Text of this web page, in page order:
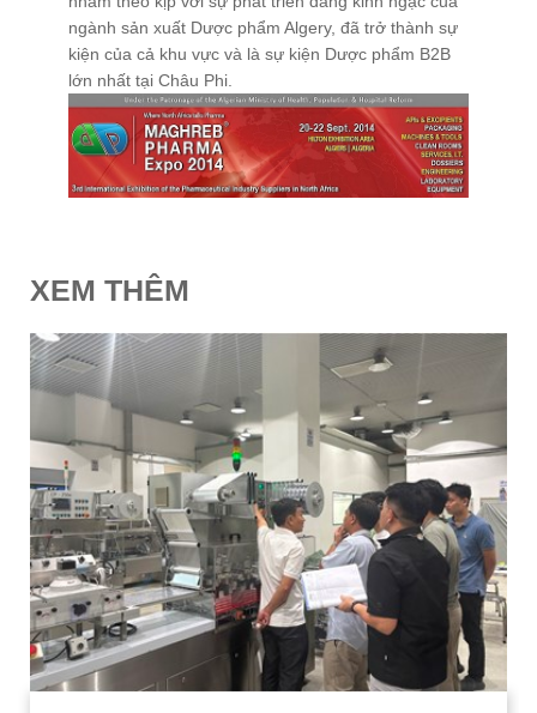
ngành sản xuất Dược phẩm Algery, đã trở thành sự
kiện của cả khu vực và là sự kiện Dược phẩm B2B
lớn nhất tại Châu Phi.
XEM THÊM
Giải Pháp Trọn Gói
LIÊN HỆ
TIN TỨC
QUY TẮC ỨNG XỬ